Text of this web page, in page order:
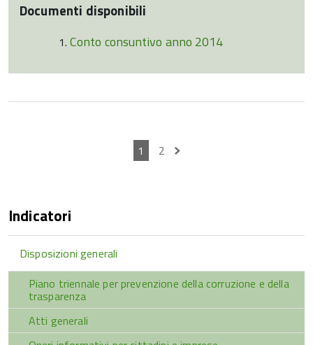
Documenti disponibili
Conto consuntivo anno 2014
1 2
Indicatori
Disposizioni generali
Piano triennale per prevenzione della corruzione e della
trasparenza
Atti generali